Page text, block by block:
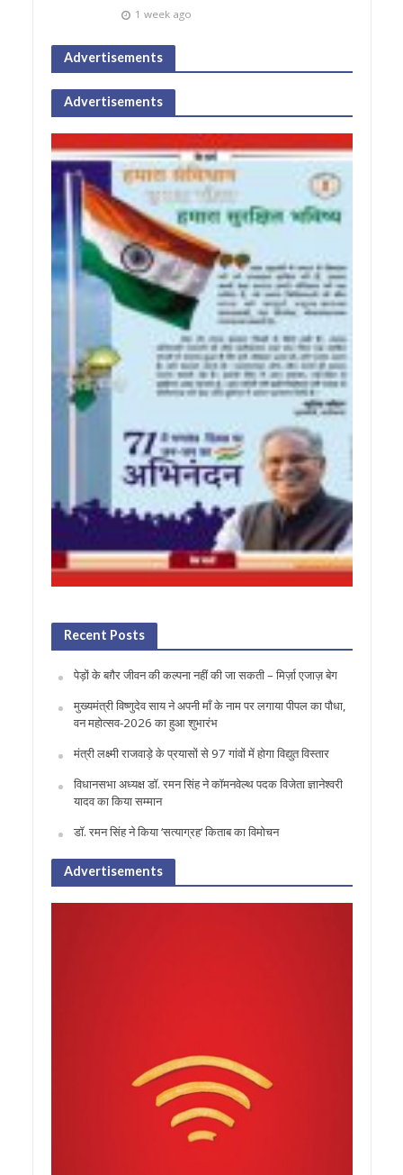
1 week ago
Advertisements
Advertisements
Recent Posts
पेड़ों के बग़ैर जीवन की कल्पना नहीं की जा सकती – मिर्ज़ा एजाज़ बेग
मुख्यमंत्री विष्णुदेव साय ने अपनी माँ के नाम पर लगाया पीपल का पौधा,
वन महोत्सव-2026 का हुआ शुभारंभ
मंत्री लक्ष्मी राजवाड़े के प्रयासों से 97 गांवों में होगा विद्युत विस्तार
विधानसभा अध्यक्ष डॉ. रमन सिंह ने कॉमनवेल्थ पदक विजेता ज्ञानेश्वरी
यादव का किया सम्मान
डॉ. रमन सिंह ने किया ‘सत्याग्रह‘ किताब का विमोचन
Advertisements